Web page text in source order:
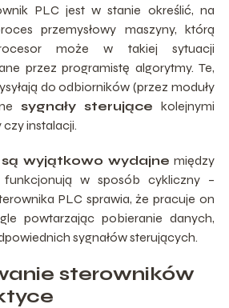
PLC jest w stanie określić, na
przemysłowy maszyny, którą
może w takiej sytuacji
przez programistę algorytmy. Te,
do odbiorników (przez moduły
sygnały sterujące kolejnymi
czy instalacji.
wyjątkowo wydajne między
w sposób cykliczny –
PLC sprawia, że pracuje on
powtarzając pobieranie danych,
sygnałów sterujących.
sterowników